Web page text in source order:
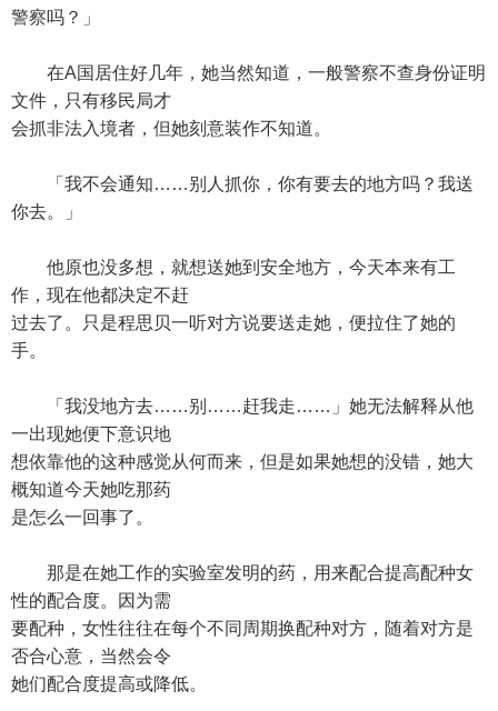
警察吗？」
在A国居住好几年，她当然知道，一般警察不查身份证明
文件，只有移民局才
会抓非法入境者，但她刻意装作不知道。
「我不会通知……别人抓你，你有要去的地方吗？我送
你去。」
他原也没多想，就想送她到安全地方，今天本来有工
作，现在他都决定不赶
过去了。只是程思贝一听对方说要送走她，便拉住了她的
手。
「我没地方去……别……赶我走……」她无法解释从他
一出现她便下意识地
想依靠他的这种感觉从何而来，但是如果她想的没错，她大
概知道今天她吃那药
是怎么一回事了。
那是在她工作的实验室发明的药，用来配合提高配种女
性的配合度。因为需
要配种，女性往往在每个不同周期换配种对方，随着对方是
否合心意，当然会令
她们配合度提高或降低。